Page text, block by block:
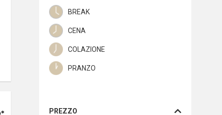
BREAK
CENA
COLAZIONE
PRANZO
PREZZO